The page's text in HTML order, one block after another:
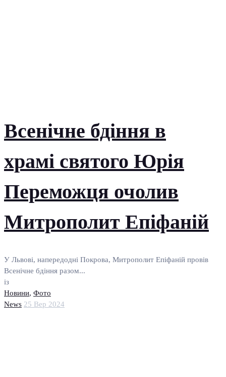
Всенічне бдіння в
храмі святого Юрія
Переможця очолив
Митрополит Епіфаній
У Львові, напередодні Покрова, Митрополит Епіфаній провів
Всенічне бдіння разом...
із
Новини, Фото
News 25 Вер 2024